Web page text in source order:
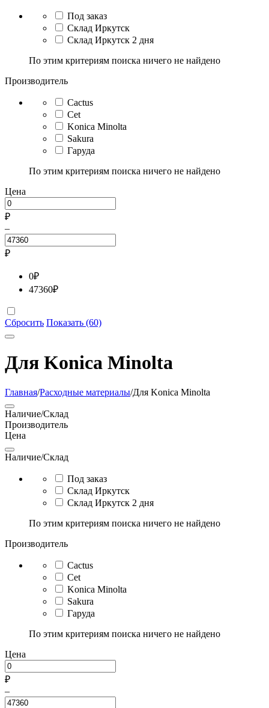
Под заказ
Склад Иркутск
Склад Иркутск 2 дня
По этим критериям поиска ничего не найдено
Производитель
Cactus
Cet
Konica Minolta
Sakura
Гаруда
По этим критериям поиска ничего не найдено
Цена
₽
–
₽
0₽
47360₽
Сбросить Показать (60)
Для Konica Minolta
Главная/Расходные материалы/Для Konica Minolta
Наличие/Склад
Производитель
Цена
Наличие/Склад
Под заказ
Склад Иркутск
Склад Иркутск 2 дня
По этим критериям поиска ничего не найдено
Производитель
Cactus
Cet
Konica Minolta
Sakura
Гаруда
По этим критериям поиска ничего не найдено
Цена
₽
–